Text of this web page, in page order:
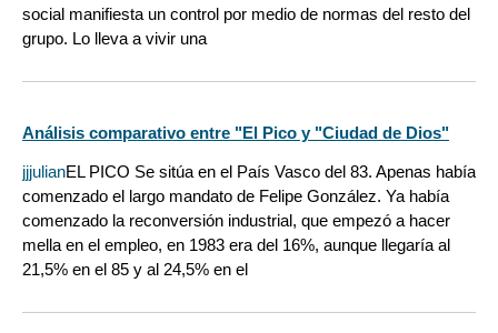
social manifiesta un control por medio de normas del resto del
grupo. Lo lleva a vivir una
Análisis comparativo entre "El Pico y "Ciudad de Dios"
jjjulianEL PICO Se sitúa en el País Vasco del 83. Apenas había
comenzado el largo mandato de Felipe González. Ya había
comenzado la reconversión industrial, que empezó a hacer
mella en el empleo, en 1983 era del 16%, aunque llegaría al
21,5% en el 85 y al 24,5% en el